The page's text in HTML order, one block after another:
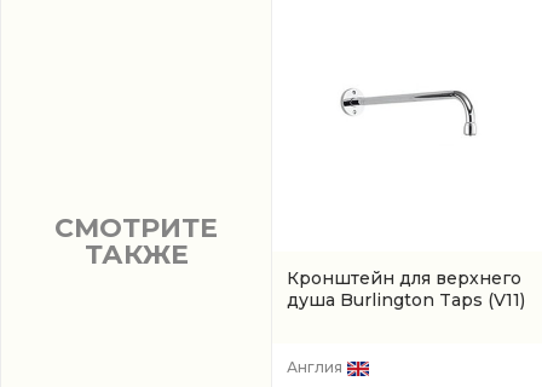
СМОТРИТЕ
ТАКЖЕ
Кронштейн для верхнего
душа Burlington Taps (V11)
Англия